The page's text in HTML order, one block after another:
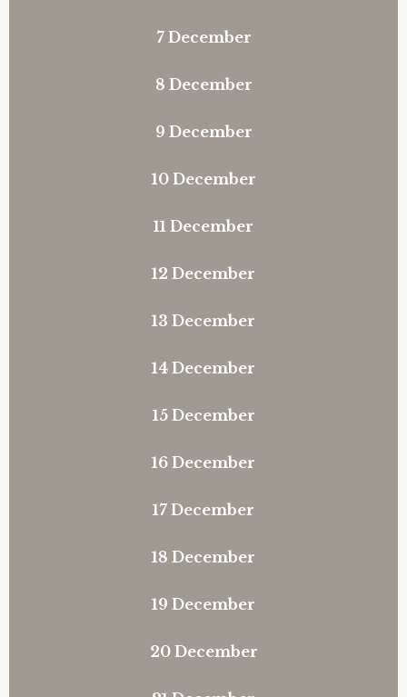
7 December
Heropen deze modal
8 December
Heropen deze modal
9 December
Heropen deze modal
10 December
Heropen deze modal
11 December
Heropen deze modal
12 December
Heropen deze modal
13 December
Heropen deze modal
14 December
Heropen deze modal
15 December
Heropen deze modal
16 December
Heropen deze modal
17 December
Heropen deze modal
18 December
Heropen deze modal
19 December
Heropen deze modal
20 December
Heropen deze modal